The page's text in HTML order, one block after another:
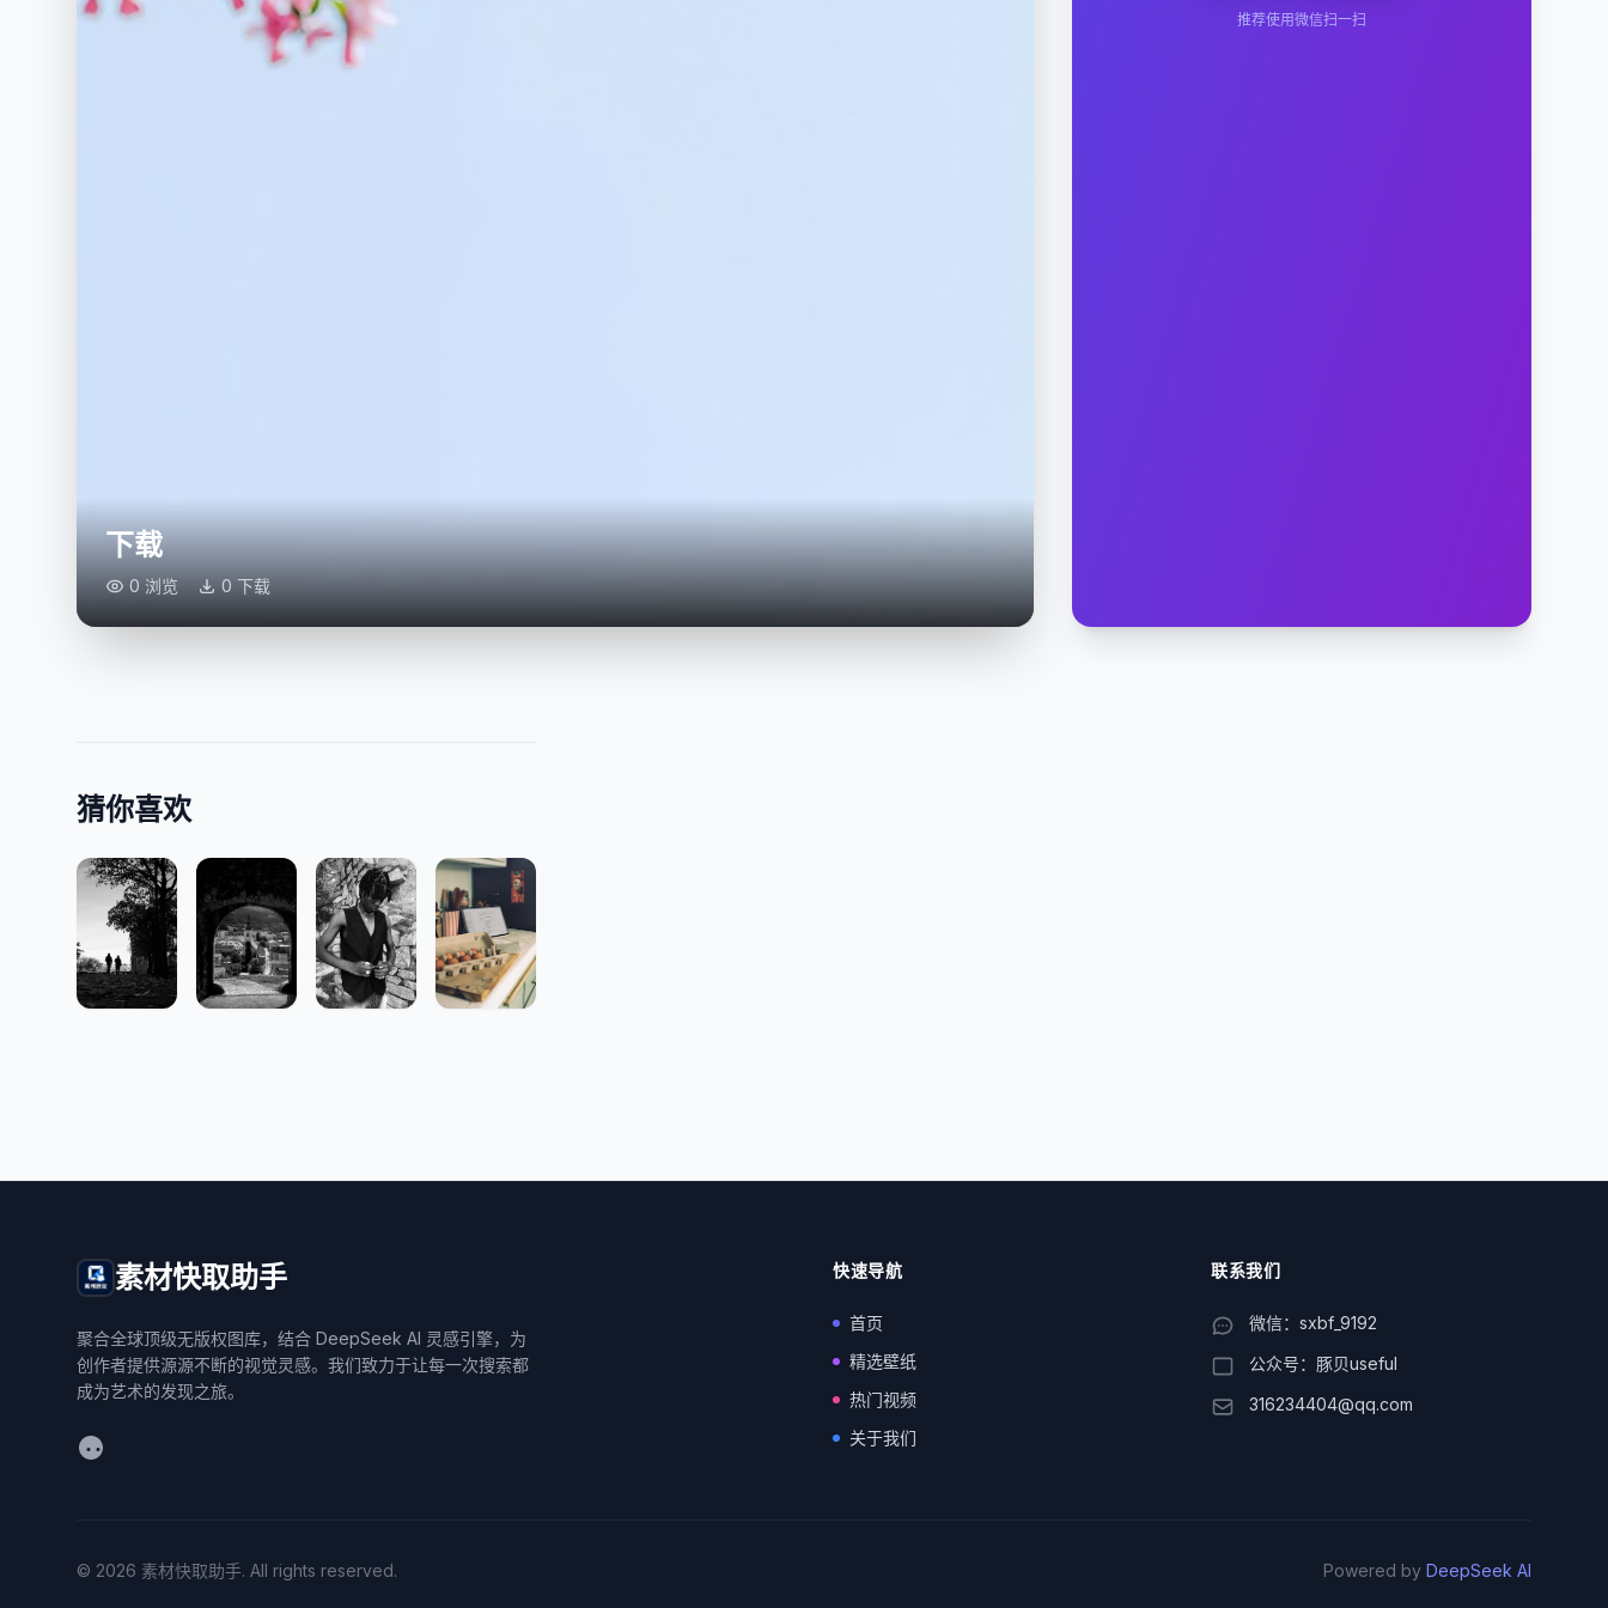
下载
0 浏览 0 下载
推荐使用微信扫一扫
猜你喜欢
素材快取助手
聚合全球顶级无版权图库，结合 DeepSeek AI 灵感引擎，为
创作者提供源源不断的视觉灵感。我们致力于让每一次搜索都
成为艺术的发现之旅。
WeChat
快速导航
首页
精选壁纸
热门视频
关于我们
联系我们
微信：sxbf_9192
公众号：豚贝useful
316234404@qq.com
© 2026 素材快取助手. All rights reserved. Powered by DeepSeek AI